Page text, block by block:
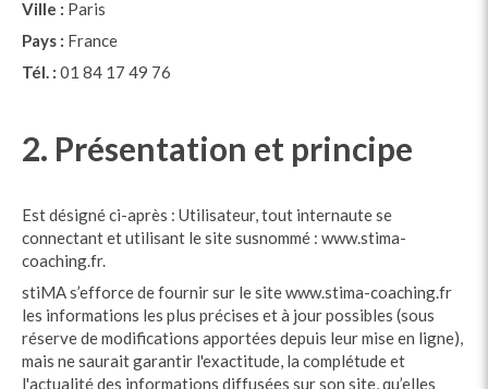
Ville : Paris
Pays : France
Tél. : 01 84 17 49 76
2. Présentation et principe
Est désigné ci-après : Utilisateur, tout internaute se
connectant et utilisant le site susnommé : www.stima-
coaching.fr.
stiMA s’efforce de fournir sur le site www.stima-coaching.fr
les informations les plus précises et à jour possibles (sous
réserve de modifications apportées depuis leur mise en ligne),
mais ne saurait garantir l'exactitude, la complétude et
l'actualité des informations diffusées sur son site, qu’elles